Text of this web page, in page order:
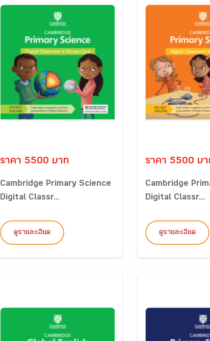
ราคา 5500 บาท
Cambridge Primary Science
Digital Classr...
ดูรายละเอียด
ราคา 5500 บา
Cambridge
Digital Classr...
ดูรายละเอียด